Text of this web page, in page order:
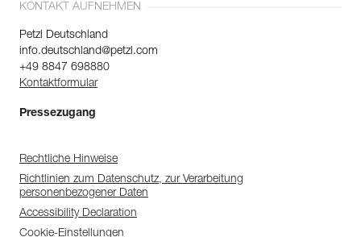
KONTAKT AUFNEHMEN
Petzl Deutschland
info.deutschland@petzl.com
+49 8847 698880
Kontaktformular
Pressezugang
Rechtliche Hinweise
Richtlinien zum Datenschutz, zur Verarbeitung
personenbezogener Daten
Accessibility Declaration
Cookie-Einstellungen